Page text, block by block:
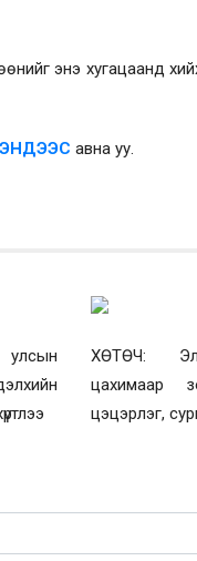
энэ хугацаанд
ЭНДЭЭС авна уу.
улсын
ХӨТӨЧ:
цахимаар
цэцэрлэг,